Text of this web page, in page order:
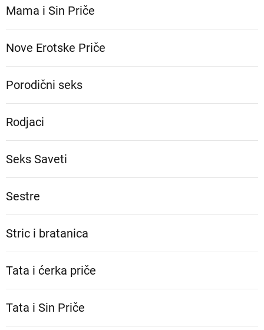
Mama i Sin Priče
Nove Erotske Priče
Porodični seks
Rodjaci
Seks Saveti
Sestre
Stric i bratanica
Tata i ćerka priče
Tata i Sin Priče